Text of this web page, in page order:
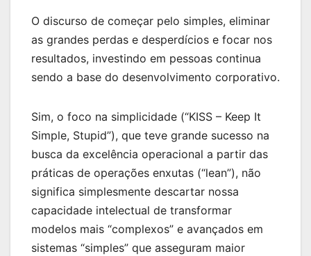
O discurso de começar pelo simples, eliminar
as grandes perdas e desperdícios e focar nos
resultados, investindo em pessoas continua
sendo a base do desenvolvimento corporativo.
Sim, o foco na simplicidade (“KISS – Keep It
Simple, Stupid”), que teve grande sucesso na
busca da excelência operacional a partir das
práticas de operações enxutas (“lean”), não
significa simplesmente descartar nossa
capacidade intelectual de transformar
modelos mais “complexos” e avançados em
sistemas “simples” que asseguram maior